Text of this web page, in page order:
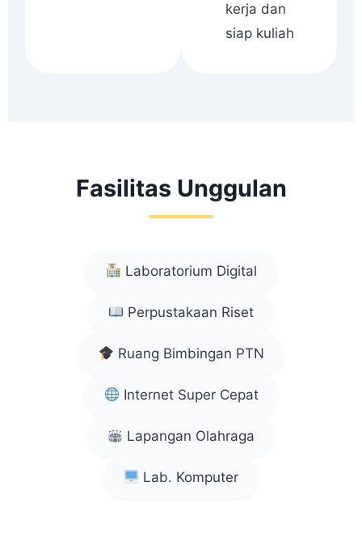
kerja dan
siap kuliah
Fasilitas Unggulan
Laboratorium Digital
Perpustakaan Riset
Ruang Bimbingan PTN
Internet Super Cepat
Lapangan Olahraga
Lab. Komputer